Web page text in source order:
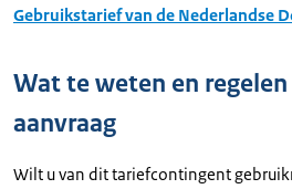
Gebruikstarief van de Nederlandse
Wat te weten en
aanvraag
Wilt u van dit tariefcontingent